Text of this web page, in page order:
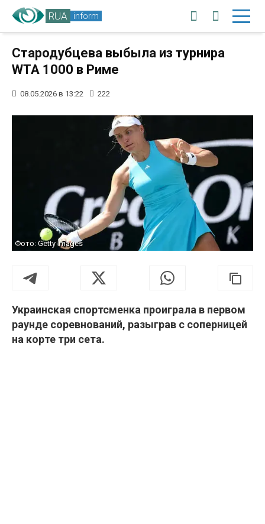
RUA inform
Стародубцева выбыла из турнира
WTA 1000 в Риме
08.05.2026 в 13:22 222
Фото: Getty Images
Украинская спортсменка проиграла в первом
раунде соревнований, разыграв с соперницей
на корте три сета.